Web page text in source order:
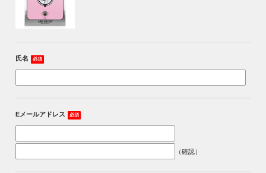
氏名 必須
Eメールアドレス 必須
（確認）